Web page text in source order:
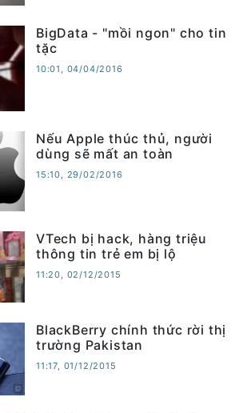
BigData - "mồi ngon" cho tin
tặc
10:01, 04/04/2016
Nếu Apple thúc thủ, người
dùng sẽ mất an toàn
15:10, 29/02/2016
VTech bị hack, hàng triệu
thông tin trẻ em bị lộ
11:20, 02/12/2015
BlackBerry chính thức rời thị
trường Pakistan
11:17, 01/12/2015